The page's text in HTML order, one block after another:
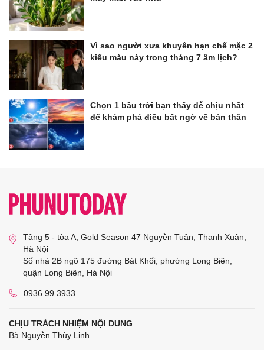
Vì sao người xưa khuyên hạn chế mặc 2
kiểu màu này trong tháng 7 âm lịch?
Chọn 1 bầu trời bạn thấy dễ chịu nhất
để khám phá điều bất ngờ về bản thân
Tầng 5 - tòa A, Gold Season 47 Nguyễn Tuân, Thanh Xuân,
Hà Nội
Số nhà 2B ngõ 175 đường Bát Khối, phường Long Biên,
quận Long Biên, Hà Nội
0936 99 3933
CHỊU TRÁCH NHIỆM NỘI DUNG
Bà Nguyễn Thùy Linh